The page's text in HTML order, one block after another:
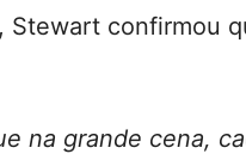
Stewart confirmou
na grande cena,